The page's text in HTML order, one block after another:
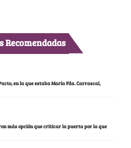
Recomendadas
en la que estaba María Fda. Carrascal,
más opción que criticar la puerta por la que